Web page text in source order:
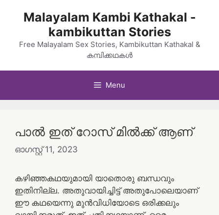
Malayalam Kambi Kathakal -
kambikuttan Stories
Free Malayalam Sex Stories, Kambikuttan Kathakal &
കമ്പിക്കഥകൾ
Menu
പാൽ ഇത് റോസ് മിൽക്ക് ആണ്
ഓഗസ്റ്റ്‌ 11, 2023
കഴിഞ്ഞകഥയുമായി യാതൊരു ബന്ധവും
ഇതിനില്ല. അതുവായിച്ചിട്ട് അതുപോലെയാണ്
ഈ കഥയെന്നു മുൻവിധിയോടെ ഒരിക്കലും